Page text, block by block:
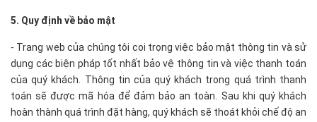
5. Quy định về bảo mật
- Trang web của chúng tôi coi trọng việc bảo mật thông tin và sử
dụng các biện pháp tốt nhất bảo vệ thông tin và việc thanh toán
của quý khách. Thông tin của quý khách trong quá trình thanh
toán sẽ được mã hóa để đảm bảo an toàn. Sau khi quý khách
hoàn thành quá trình đặt hàng, quý khách sẽ thoát khỏi chế độ an